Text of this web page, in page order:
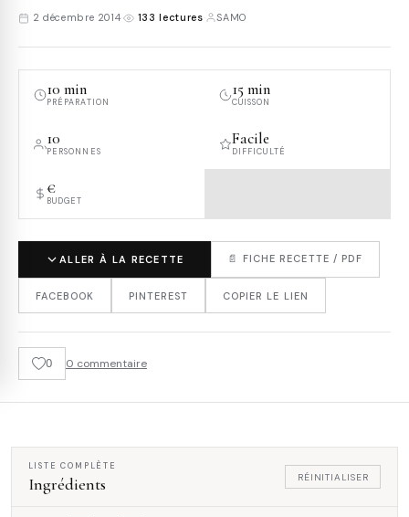
2 décembre 2014 · 133 lectures SAMO
10 min
PRÉPARATION
15 min
CUISSON
10
PERSONNES
Facile
DIFFICULTÉ
€
BUDGET
ALLER À LA RECETTE 📄 FICHE RECETTE / PDF
FACEBOOK PINTEREST COPIER LE LIEN
0 0 commentaire
LISTE COMPLÈTE
Ingrédients RÉINITIALISER